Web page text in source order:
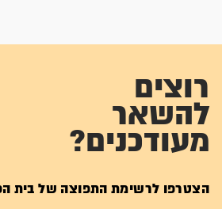
רוצים
להשאר
מעודכנים?
הצטרפו לרשימת התפוצה של בית